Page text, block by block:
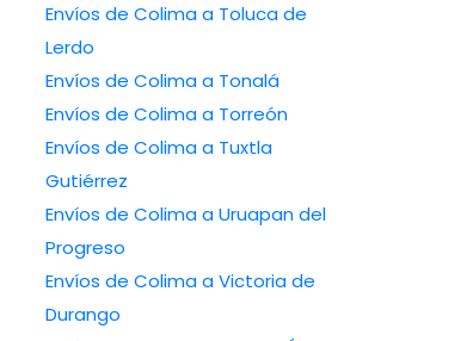
Envíos de Colima a Toluca de
Lerdo
Envíos de Colima a Tonalá
Envíos de Colima a Torreón
Envíos de Colima a Tuxtla
Gutiérrez
Envíos de Colima a Uruapan del
Progreso
Envíos de Colima a Victoria de
Durango